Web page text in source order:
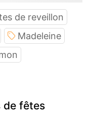
de reveillon
Madeleine
de fêtes